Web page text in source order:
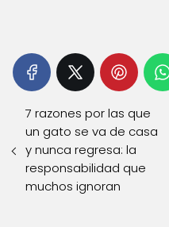
7 razones por las que
un gato se va de casa
y nunca regresa: la
responsabilidad que
muchos ignoran